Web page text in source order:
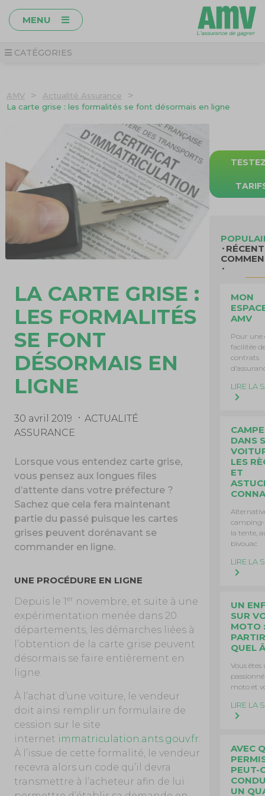
MENU
CATÉGORIES
AMV > Actualité Assurance >
La carte grise : les formalités se font désormais en ligne
LA CARTE GRISE :
LES FORMALITÉS
SE FONT
DÉSORMAIS EN
LIGNE
30 avril 2019
ACTUALITÉ
ASSURANCE
Lorsque vous entendez carte grise,
vous pensez aux longues files
d’attente dans votre préfecture ?
Sachez que cela fera maintenant
partie du passé puisque les cartes
grises peuvent dorénavant se
commander en ligne.
UNE PROCÉDURE EN LIGNE
Depuis le 1er novembre, et suite à une
expérimentation menée dans 20
départements, les démarches liées à
l’obtention de la carte grise peuvent
désormais se faire entièrement en
ligne.
À l’achat d’une voiture, le vendeur
doit ainsi remplir un formulaire de
cession sur le site
internet immatriculation.ants.gouv.fr.
À l’issue de cette formalité, le vendeur
recevra alors un code qu’il devra
transmettre à l’acheteur afin de lui
MON
AMV
Pour une
facilitée
contrats
LIRE LA
DANS
LES
ET
camping-
la tente,
bivouac
LIRE LA
UN
SUR
MOTO
QUEL
Vous êtes
moto et
LIRE LA
AVEC
PEUT-
UN